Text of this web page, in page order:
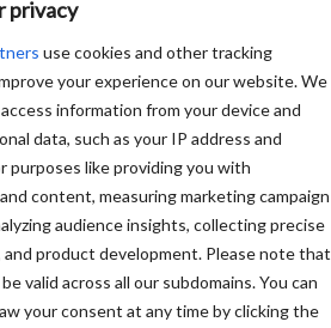
privacy
use cookies and other tracking
your experience on our website. We
information from your device and
data, such as your IP address and
purposes like providing you with
content, measuring marketing campaign
audience insights, collecting precise
product development. Please note that
valid across all our subdomains. You can
your consent at any time by clicking the